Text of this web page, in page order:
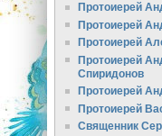
Протоиерей
Протоиерей
Протоиерей
Протоиерей
Спиридонов
Протоиерей
Протоиерей
Священник